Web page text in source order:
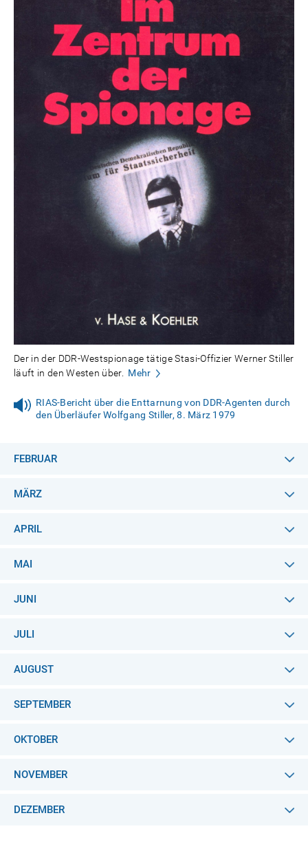
Der in der DDR-Westspionage tätige Stasi-Offizier Werner Stiller
läuft in den Westen über.
Mehr
RIAS-Bericht über die Enttarnung von DDR-Agenten durch
den Überläufer Wolfgang Stiller, 8. März 1979
FEBRUAR
MÄRZ
APRIL
MAI
JUNI
JULI
AUGUST
SEPTEMBER
OKTOBER
NOVEMBER
DEZEMBER